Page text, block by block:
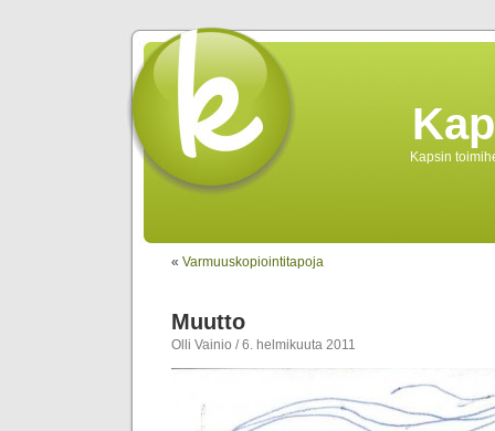
Kapsin
« Varmuuskopiointitapoja
Muutto
Olli Vainio / 6. helmikuuta 2011